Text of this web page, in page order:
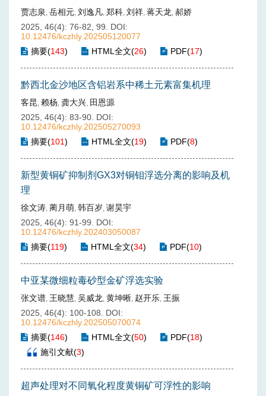
贾志泉 , 岳相元, 刘逸凡, 郑科, 刘祥, 蒋天龙, 郝娇
2025, 46(4): 76-82, 99.
DOI:
10.12476/kczhly.202505120077
摘要(143) HTML全文(26) PDF(17)
黔西北金沙地区含铝岩系中稀土元素富集机理
客昆, 赖杨, 龚大兴, 田恩源
2025, 46(4): 83-90. DOI:
10.12476/kczhly.202505270093
摘要(101) HTML全文(19) PDF(8)
新型黄铜矿抑制剂GX3对铜钼浮选分离的影响及机
理
徐文涛, 蔺月萌, 韩百岁, 谢昊宇
2025, 46(4): 91-99.
DOI:
10.12476/kczhly.202403050087
摘要(119) HTML全文(34) PDF(10)
中亚某微细粒毒砂型金矿浮选实验
张文谱, 王晓慧, 吴威龙, 黄坤晰, 赵开乐, 王振
2025, 46(4): 100-108.
DOI:
10.12476/kczhly.202505070074
摘要(146) HTML全文(50) PDF(18)
施引文献(3)
超声处理对不同氧化程度黄铜矿可浮性的影响